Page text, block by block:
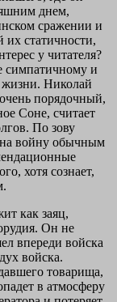
днем,
сражении и
статичности,
у читателя?
симпатичному и
жизни. Николай
порядочный,
Соне, считает
По зову
на войну обычным
хотя сознает,
как заяц,
Он не
впереди войска
войска.
товарища,
в атмосферу